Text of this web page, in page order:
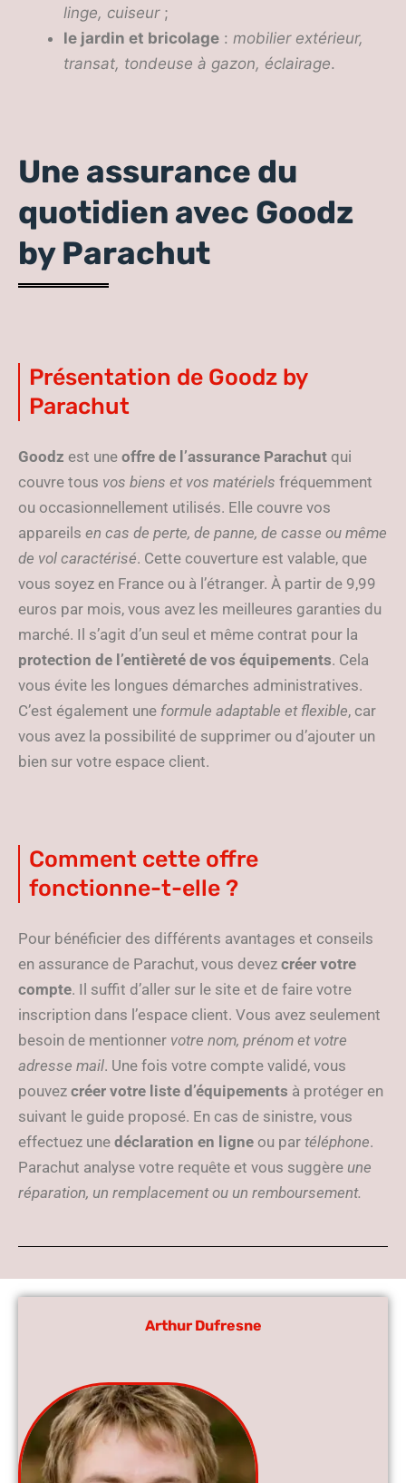
linge, cuiseur;
le jardin et bricolage : mobilier extérieur,
transat, tondeuse à gazon, éclairage.
Une assurance du
quotidien avec Goodz
by Parachut
Présentation de Goodz by
Parachut
Goodz est une offre de l’assurance Parachut qui
couvre tous vos biens et vos matériels fréquemment
ou occasionnellement utilisés. Elle couvre vos
appareils en cas de perte, de panne, de casse ou même
de vol caractérisé. Cette couverture est valable, que
vous soyez en France ou à l’étranger. À partir de 9,99
euros par mois, vous avez les meilleures garanties du
marché. Il s’agit d’un seul et même contrat pour la
protection de l’entièreté de vos équipements. Cela
vous évite les longues démarches administratives.
C’est également une formule adaptable et flexible, car
vous avez la possibilité de supprimer ou d’ajouter un
bien sur votre espace client.
Comment cette offre
fonctionne-t-elle ?
Pour bénéficier des différents avantages et conseils
en assurance de Parachut, vous devez créer votre
compte. Il suffit d’aller sur le site et de faire votre
inscription dans l’espace client. Vous avez seulement
besoin de mentionner votre nom, prénom et votre
adresse mail. Une fois votre compte validé, vous
pouvez créer votre liste d’équipements à protéger en
suivant le guide proposé. En cas de sinistre, vous
effectuez une déclaration en ligne ou par téléphone.
Parachut analyse votre requête et vous suggère une
réparation, un remplacement ou un remboursement.
Arthur Dufresne